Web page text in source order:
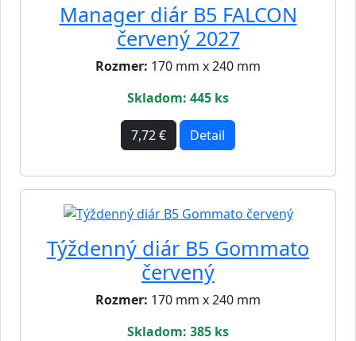
Manager diár B5 FALCON
červený 2027
Rozmer: 170 mm x 240 mm
Skladom: 445 ks
7,72 € Detail
Týždenný diár B5 Gommato
červený
Rozmer: 170 mm x 240 mm
Skladom: 385 ks